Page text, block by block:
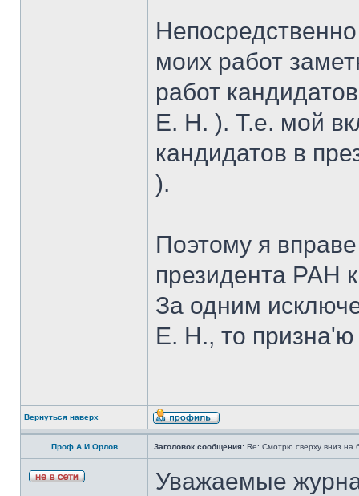
моих работ
работ
Е. Н. ). Т.е. мой
кандидатов в
).
Поэтому я
президента РАН
За одним
Е. Н., то призна'ю
Вернуться наверх
Проф.А.И.Орлов Заголовок сообщения: Re: Смотрю сверху вниз на
Уважаемые